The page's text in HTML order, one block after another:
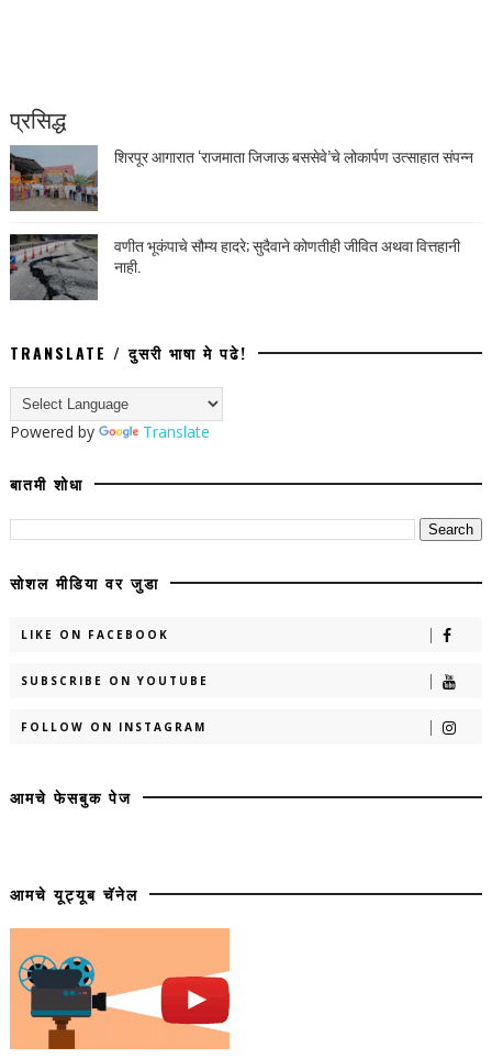
प्रसिद्ध
शिरपूर आगारात ‘राजमाता जिजाऊ बससेवे’चे लोकार्पण उत्साहात संपन्न
वणीत भूकंपाचे सौम्य हादरे; सुदैवाने कोणतीही जीवित अथवा वित्तहानी
नाही.
TRANSLATE / दुसरी भाषा मे पढे!
Powered by Translate
बातमी शोधा
सोशल मीडिया वर जुडा
LIKE ON FACEBOOK
SUBSCRIBE ON YOUTUBE
FOLLOW ON INSTAGRAM
आमचे फेसबुक पेज
आमचे यूट्यूब चॅनेल